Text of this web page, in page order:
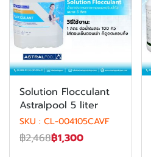
Solution Flocculant
Astralpool 5 liter
SKU : CL-004105CAVF
฿2,468฿1,300